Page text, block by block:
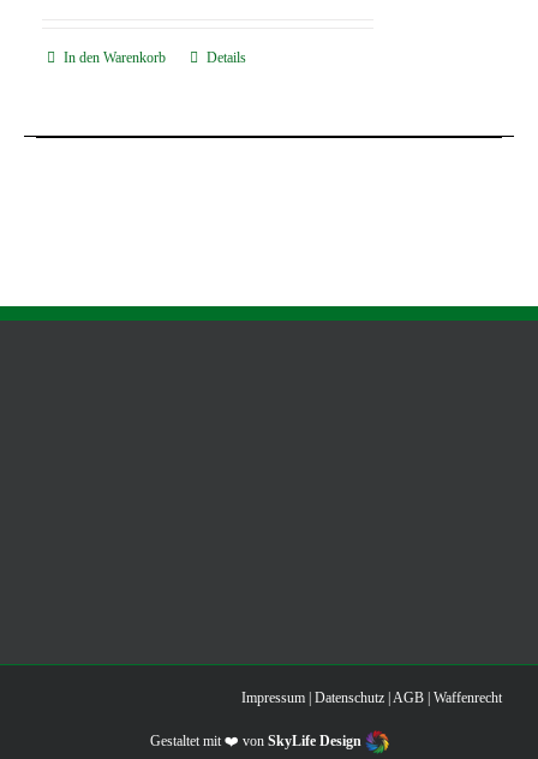
In den Warenkorb Details
Impressum Datenschutz AGB Waffenrecht
Gestaltet mit ❤️ von SkyLife Design